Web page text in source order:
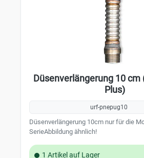
Düsenverlängerung 10 cm
Plus)
urf-pnepug10
Düsenverlängerung 10cm nur für die
SerieAbbildung ähnlich!
1 Artikel auf Lager